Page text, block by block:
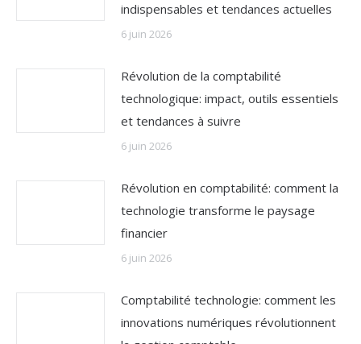
indispensables et tendances actuelles
6 juin 2026
Révolution de la comptabilité
technologique: impact, outils essentiels
et tendances à suivre
6 juin 2026
Révolution en comptabilité: comment la
technologie transforme le paysage
financier
6 juin 2026
Comptabilité technologie: comment les
innovations numériques révolutionnent